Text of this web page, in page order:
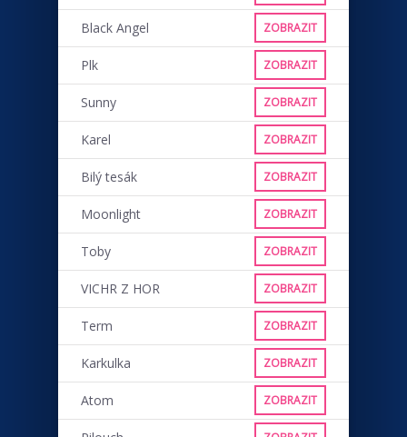
Black Angel ZOBRAZIT
Plk ZOBRAZIT
Sunny ZOBRAZIT
Karel ZOBRAZIT
Bilý tesák ZOBRAZIT
Moonlight ZOBRAZIT
Toby ZOBRAZIT
VICHR Z HOR ZOBRAZIT
Term ZOBRAZIT
Karkulka ZOBRAZIT
Atom ZOBRAZIT